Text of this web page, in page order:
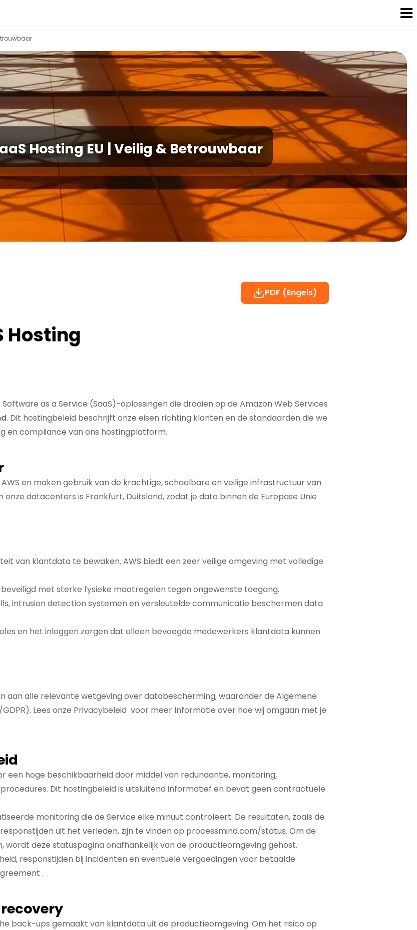
Hosting EU | Veilig & Betrouwbaar
PDF (Engels)
Hosting
Software as a Service (SaaS)-oplossingen die draaien op de Amazon Web Services
. Dit hostingbeleid beschrijft onze eisen richting klanten en de standaarden die we
en compliance van ons hostingplatform.
en maken gebruik van de krachtige, schaalbare en veilige infrastructuur van
datacenters is Frankfurt, Duitsland, zodat je data binnen de Europase Unie
van klantdata te bewaken. AWS biedt een zeer veilige omgeving met volledige
met sterke fysieke maatregelen tegen ongewenste toegang.
intrusion detection systemen en versleutelde communicatie beschermen data
en het inloggen zorgen dat alleen bevoegde medewerkers klantdata kunnen
aan alle relevante wetgeving over databescherming, waaronder de Algemene
Lees onze Privacybeleid voor meer Informatie over hoe wij omgaan met je
een hoge beschikbaarheid door middel van redundantie, monitoring,
Dit hostingbeleid is uitsluitend informatief en bevat geen contractuele
monitoring die de Service elke minuut controleert. De resultaten, zoals de
uit het verleden, zijn te vinden op processmind.com/status. Om de
deze statuspagina onafhankelijk van de productieomgeving gehost.
responstijden bij incidenten en eventuele vergoedingen voor betaalde
.
back-ups gemaakt van klantdata uit de productieomgeving. Om het risico op